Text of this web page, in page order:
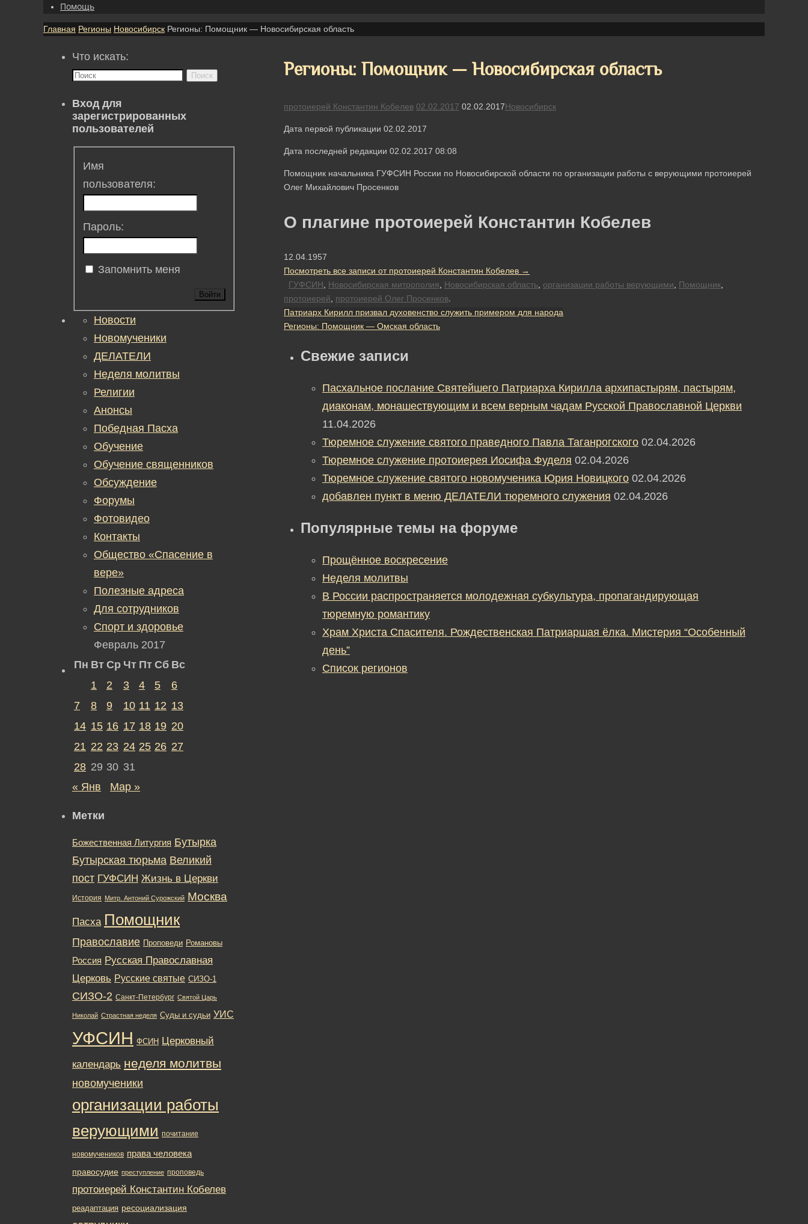
Помощь
Главная Регионы Новосибирск Регионы: Помощник — Новосибирская область
Регионы: Помощник — Новосибирская область
протоиерей Константин Кобелев 02.02.2017 02.02.2017Новосибирск
Дата первой публикации 02.02.2017
Дата последней редакции 02.02.2017 08:08
Помощник начальника ГУФСИН России по Новосибирской области по организации работы с верующими протоиерей
Олег Михайлович Просенков
О плагине протоиерей Константин Кобелев
12.04.1957
Посмотреть все записи от протоиерей Константин Кобелев →
ГУФСИН, Новосибирская митрополия, Новосибирская область, организации работы верующими, Помощник,
протоиерей, протоиерей Олег Просенков.
Патриарх Кирилл призвал духовенство служить примером для народа
Регионы: Помощник — Омская область
Свежие записи
Пасхальное послание Святейшего Патриарха Кирилла архипастырям, пастырям,
диаконам, монашествующим и всем верным чадам Русской Православной Церкви
11.04.2026
Тюремное служение святого праведного Павла Таганрогского 02.04.2026
Тюремное служение протоиерея Иосифа Фуделя 02.04.2026
Тюремное служение святого новомученика Юрия Новицкого 02.04.2026
добавлен пункт в меню ДЕЛАТЕЛИ тюремного служения 02.04.2026
Популярные темы на форуме
Прощённое воскресение
Неделя молитвы
В России распространяется молодежная субкультура, пропагандирующая
тюремную романтику
Храм Христа Спасителя. Рождественская Патриаршая ёлка. Мистерия “Особенный
день”
Список регионов
Что искать:
Поиск
Вход для
зарегистрированных
пользователей
Имя
пользователя:
Пароль:
Запомнить меня
Войти
Новости
Новомученики
ДЕЛАТЕЛИ
Неделя молитвы
Религии
Анонсы
Победная Пасха
Обучение
Обучение священников
Обсуждение
Форумы
Фотовидео
Контакты
Общество «Спасение в
вере»
Полезные адреса
Для сотрудников
Спорт и здоровье
Февраль 2017
Пн Вт Ср Чт Пт Сб Вс
1
2 3 4 5
6
7
8 9 10 11 12 13
14 15 16 17 18 19 20
21 22 23 24 25 26 27
28 29 30 31
« Янв
Мар »
Метки
Божественная Литургия Бутырка
Бутырская тюрьма Великий
пост ГУФСИН Жизнь в Церкви
История Митр. Антоний Сурожский Москва
Пасха Помощник
Православие Проповеди Романовы
Россия Русская Православная
Церковь Русские святые СИЗО-1
СИЗО-2 Санкт-Петербург Святой Царь
Николай Страстная неделя Суды и судьи УИС
УФСИН ФСИН Церковный
календарь неделя молитвы
новомученики
организации работы
верующими почитание
новомучеников права человека
правосудие преступление проповедь
протоиерей Константин Кобелев
реадаптация ресоциализация